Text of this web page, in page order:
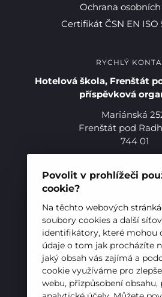
Povolit v prohlížeči
cookie?
Na těchto webových
soubory cookies a další
identifikátory, které mohou
údaje o tom jak procházíte
jaký obsah vás zajímá a
cookie využíváme pro
webu, přizpůsobení obsahu,
Pro
Ochrana
Certifikát ČSN EN ISO
RYCHLÝ
Hotelová škola, Frenštát
příspěvková
Mariánská
Frenštát pod
744 01
E-mail:
Datová schránka:
IČ: 00576441
ZŘIZOVATEL
Hotelová škola, Frenštát
příspěvkovou organizací